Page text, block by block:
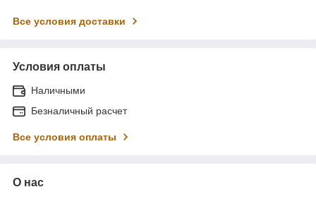
Все условия доставки
Условия оплаты
Наличными
Безналичный расчет
Все условия оплаты
О нас